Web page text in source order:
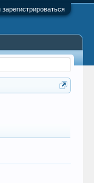
зарегистрироваться